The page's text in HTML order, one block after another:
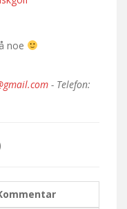
noe
- Telefon: